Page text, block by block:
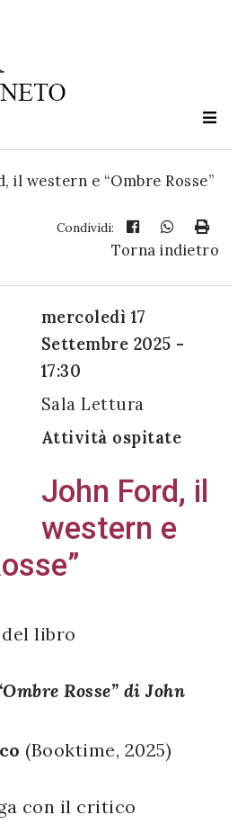
il western e “Ombre Rosse”
Condividi:
Torna indietro
mercoledì 17
Settembre 2025 -
17:30
Sala Lettura
Attività ospitate
John Ford, il
western e
libro
Rosse” di John
(Booktime, 2025)
con il critico